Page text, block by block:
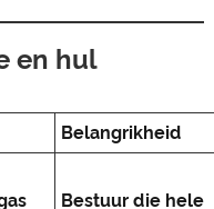
en hul
Belangrikheid
Bestuur die hele